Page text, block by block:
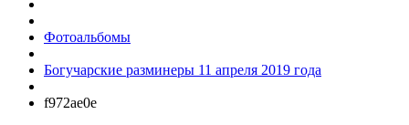
Фотоальбомы
Богучарские разминеры 11 апреля 2019 года
f972ae0e